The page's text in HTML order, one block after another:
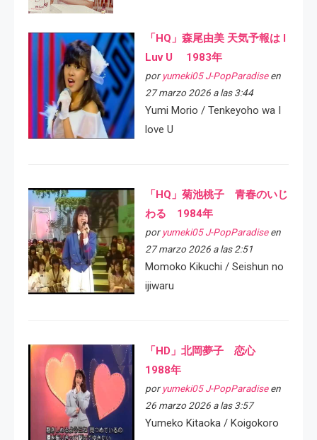
「HQ」森尾由美 天気予報は I
Luv U 1983年
por yumeki05 J-PopParadiseen
27 marzo 2026 a las 3:44
Yumi Morio / Tenkeyoho wa I
love U
「HQ」菊池桃子 青春のいじ
わる 1984年
por yumeki05 J-PopParadiseen
27 marzo 2026 a las 2:51
Momoko Kikuchi / Seishun no
ijiwaru
「HD」北岡夢子 恋心
1988年
por yumeki05 J-PopParadiseen
26 marzo 2026 a las 3:57
Yumeko Kitaoka / Koigokoro